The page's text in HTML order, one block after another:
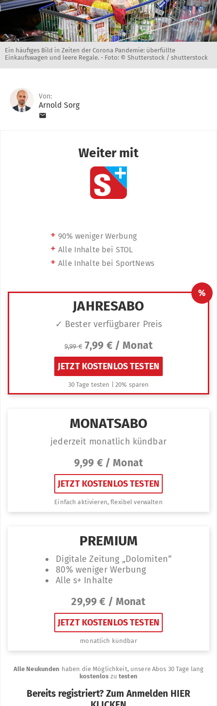
Ein häufiges Bild in Zeiten der Corona Pandemie: überfüllte
Einkaufswagen und leere Regale. - Foto: © Shutterstock / shutterstock
Von:
Arnold Sorg